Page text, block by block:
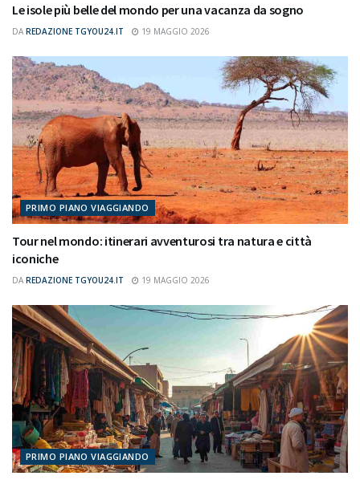
Le isole più belle del mondo per una vacanza da sogno
DA REDAZIONE TGYOU24.IT 19 MAGGIO 2026
PRIMO PIANO VIAGGIANDO
Tour nel mondo: itinerari avventurosi tra natura e città
iconiche
DA REDAZIONE TGYOU24.IT 19 MAGGIO 2026
PRIMO PIANO VIAGGIANDO